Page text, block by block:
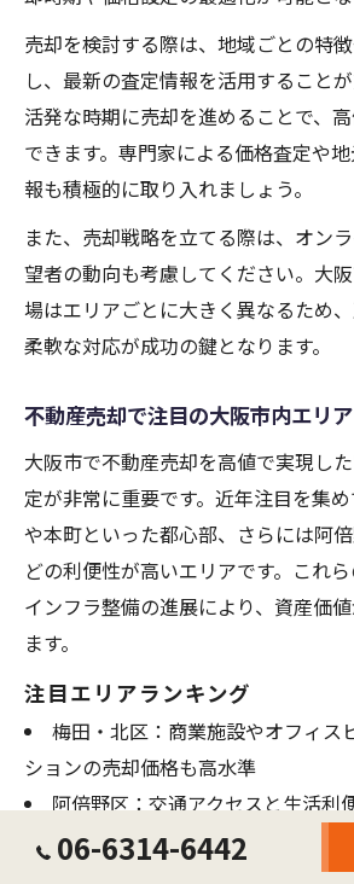
売却を検討する際は、地域ごとの特
し、最新の査定情報を活用すること
活発な時期に売却を進めることで、
できます。専門家による価格査定や
報も積極的に取り入れましょう。
また、売却戦略を立てる際は、オン
望者の動向も考慮してください。大
場はエリアごとに大きく異なるため
柔軟な対応が成功の鍵となります。
不動産売却で注目の大阪市内エリ
大阪市で不動産売却を高値で実現し
定が非常に重要です。近年注目を集
や本町といった都心部、さらには阿
どの利便性が高いエリアです。これ
インフラ整備の進展により、資産価
ます。
注目エリアランキング
梅田・北区：商業施設やオフィス
ションの売却価格も高水準
阿倍野区：交通アクセスと生活利
ての需要も根強い
天王寺区：再開発エリアとして、
06-6314-6442